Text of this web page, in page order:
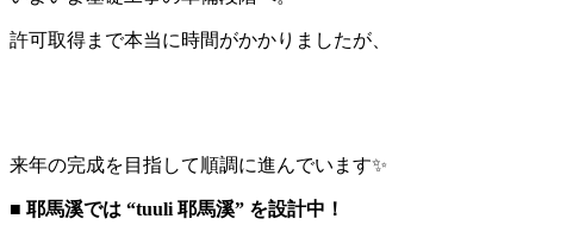
許可取得まで本当に時間がかかりましたが、
来年の完成を目指して順調に進んでいます✨
■ 耶馬溪では “tuuli 耶馬溪” を設計中！